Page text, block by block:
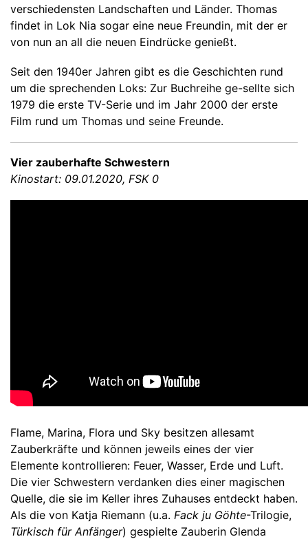
verschiedensten Landschaften und Länder. Thomas
findet in Lok Nia sogar eine neue Freundin, mit der er
von nun an all die neuen Eindrücke genießt.
Seit den 1940er Jahren gibt es die Geschichten rund
um die sprechenden Loks: Zur Buchreihe ge-sellte sich
1979 die erste TV-Serie und im Jahr 2000 der erste
Film rund um Thomas und seine Freunde.
Vier zauberhafte Schwestern
Kinostart: 09.01.2020, FSK 0
Flame, Marina, Flora und Sky besitzen allesamt
Zauberkräfte und können jeweils eines der vier
Elemente kontrollieren: Feuer, Wasser, Erde und Luft.
Die vier Schwestern verdanken dies einer magischen
Quelle, die sie im Keller ihres Zuhauses entdeckt haben.
Als die von Katja Riemann (u.a. Fack ju Göhte-Trilogie,
Türkisch für Anfänger) gespielte Zauberin Glenda